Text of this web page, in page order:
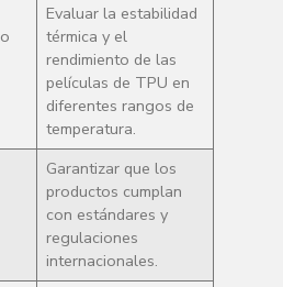
Evaluar la estabilidad
térmica y el
rendimiento de las
películas de TPU en
diferentes rangos de
temperatura.
Garantizar que los
productos cumplan
con estándares y
regulaciones
internacionales.